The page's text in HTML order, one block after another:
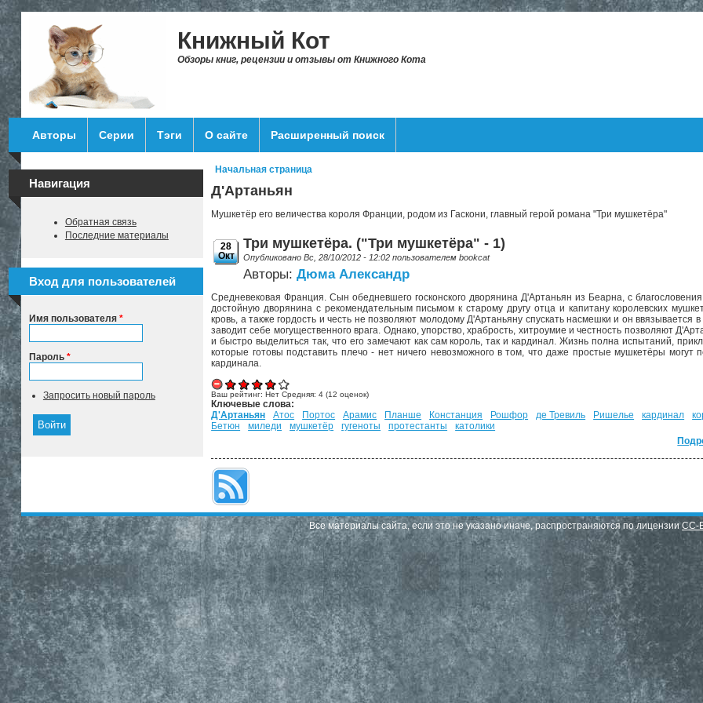
Перейти к основному содержанию
Книжный Кот
Обзоры книг, рецензии и отзывы от Книжного Кота
Авторы Серии Тэги О сайте Расширенный поиск
Навигация
Обратная связь
Последние материалы
Вход для пользователей
Имя пользователя *
Пароль *
Запросить новый пароль
Вы здесь
Начальная страница
Д'Артаньян
Мушкетёр его величества короля Франции, родом из Гаскони, главный герой романа "Три мушкетёра"
28
Окт
Три мушкетёра. ("Три мушкетёра" - 1)
Опубликовано Вс, 28/10/2012 - 12:02 пользователемbookcat
Авторы:Дюма Александр
Средневековая Франция. Сын обедневшего госконского дворянина Д'Артаньян из Беарна, с
достойную дворянина с рекомендательным письмом к старому другу отца и капитану королевских
кровь, а также гордость и честь не позволяют молодому Д'Артаньяну спускать насмешки и он ввязывается
заводит себе могущественного врага. Однако, упорство, храбрость, хитроумие и честность позволяют
и быстро выделиться так, что его замечают как сам король, так и кардинал. Жизнь полна испытаний,
которые готовы подставить плечо - нет ничего невозможного в том, что даже простые мушкетёры
кардинала.
Ваш рейтинг:Нет Средняя:4 (12 оценок)
Ключевые слова:
Д'Артаньян
Атос Портос Арамис Планше Констанция Рошфор де Тревиль Ришелье кардинал
Бетюн
миледи мушкетёр гугеноты протестанты
католики
Все материалы сайта, если это не указано иначе, распространяются по лицензииCC-